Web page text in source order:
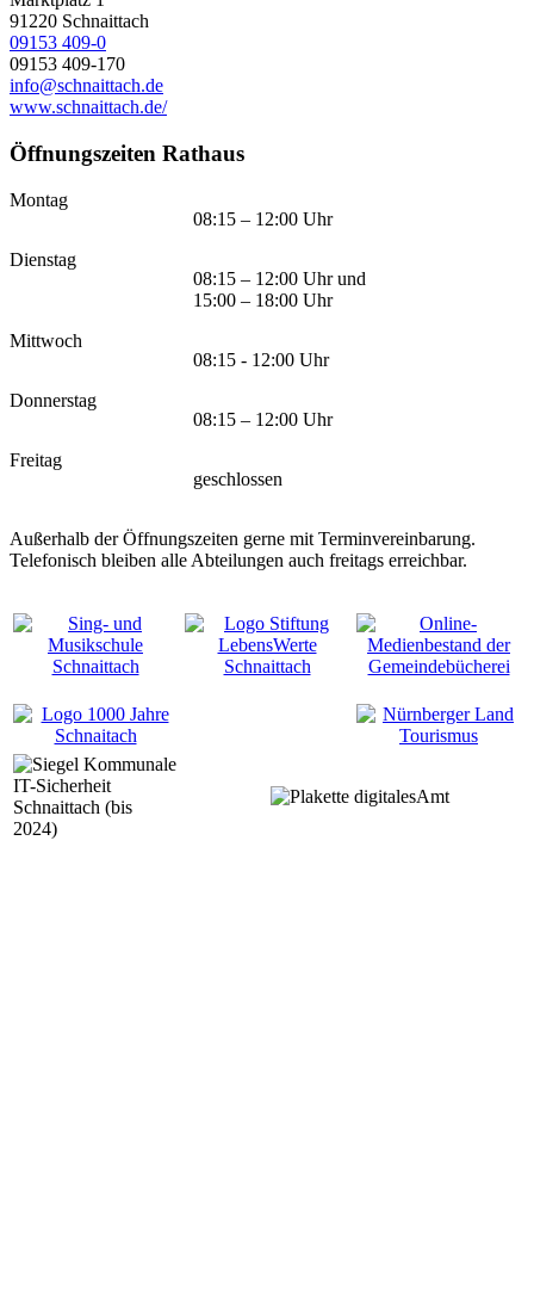
91220 Schnaittach
09153 409-0
09153 409-170
info@schnaittach.de
www.schnaittach.de/
Öffnungszeiten Rathaus
Montag
08:15 – 12:00 Uhr
Dienstag
08:15 – 12:00 Uhr und
15:00 – 18:00 Uhr
Mittwoch
08:15 - 12:00 Uhr
Donnerstag
08:15 – 12:00 Uhr
Freitag
geschlossen
Außerhalb der Öffnungszeiten gerne mit Terminvereinbarung.
Telefonisch bleiben alle Abteilungen auch freitags erreichbar.